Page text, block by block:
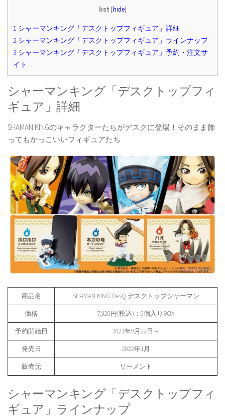
list [hide]
1 シャーマンキング「デスクトップフィギュア」詳細
2 シャーマンキング「デスクトップフィギュア」ラインナップ
3 シャーマンキング「デスクトップフィギュア」予約・注文サ
イト
シャーマンキング「デスクトップフィ
ギュア」詳細
SHAMAN KINGのキャラクターたちがデスクに登場！そのまま飾
ってもかっこいいフィギュアたち
商品名 SHAMAN KING DesQ デスクトップシャーマン
価格 7,920円(税込)：6個入りBOX
予約開始日 2021年9月22日～
発売日 2022年1月
販売元 リーメント
シャーマンキング「デスクトップフィ
ギュア」ラインナップ